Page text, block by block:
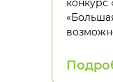
конкурс